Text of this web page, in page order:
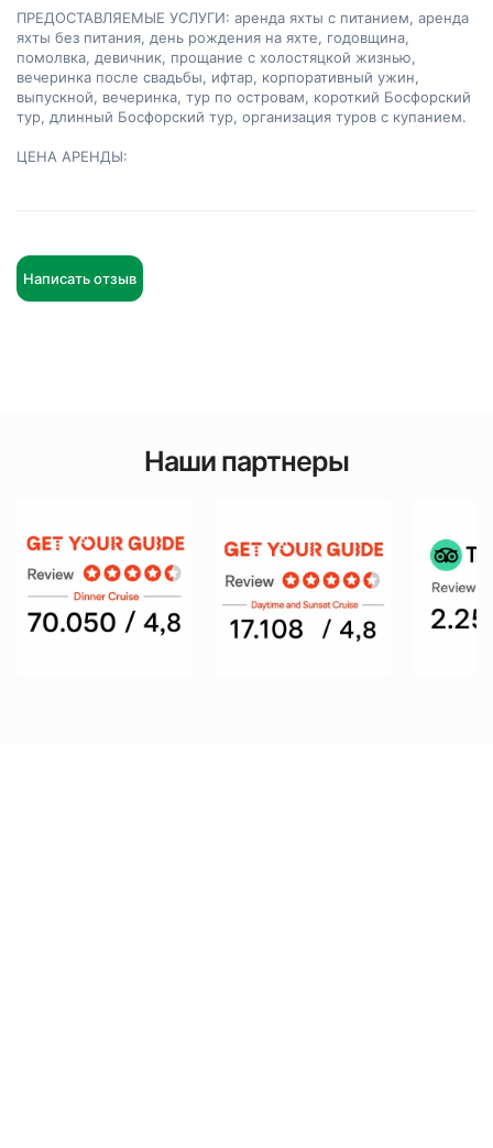
ПРЕДОСТАВЛЯЕМЫЕ УСЛУГИ: аренда яхты с питанием, аренда
яхты без питания, день рождения на яхте, годовщина,
помолвка, девичник, прощание с холостяцкой жизнью,
вечеринка после свадьбы, ифтар, корпоративный ужин,
выпускной, вечеринка, тур по островам, короткий Босфорский
тур, длинный Босфорский тур, организация туров с купанием.
ЦЕНА АРЕНДЫ:
Написать отзыв
Наши партнеры